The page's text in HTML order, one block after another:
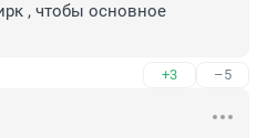
, чтобы основное
+3 –5